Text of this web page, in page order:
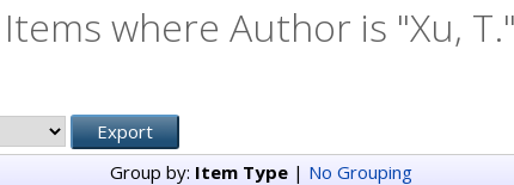
Items where Author is "Xu, T."
Group by: Item Type| No Grouping